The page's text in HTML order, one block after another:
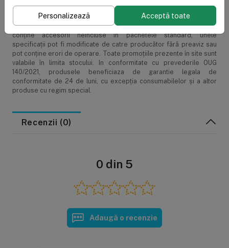
FILTRO.ro: Facem eforturi permanente pentru a păstra
acurateţea informaţiilor din acestă pagină. Rareori acestea pot
conţine inadvertenţe: fotografia are caracter informativ şi poate
conţine accesorii neincluse în pachetele standard, unele
specificaţii pot fi modificate de catre producător fără preaviz sau
pot conţine erori de operare. Toate promoţiile prezente în site sunt
valabile în limita stocului. In conformitate cu prevederile OUG
140/2021, produsele beneficiaza de garantie legala de
conformitate de 24 de luni, cu excepția consumabilelor și a altor
produse cu regim special.
Recenzii (0)
0 din 5
Adaugă o recenzie
Personalizează Acceptă toate